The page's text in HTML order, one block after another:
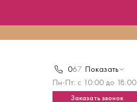
067 Показать
Пн-Пт: с 10:00 до 18:00
Заказать звонок